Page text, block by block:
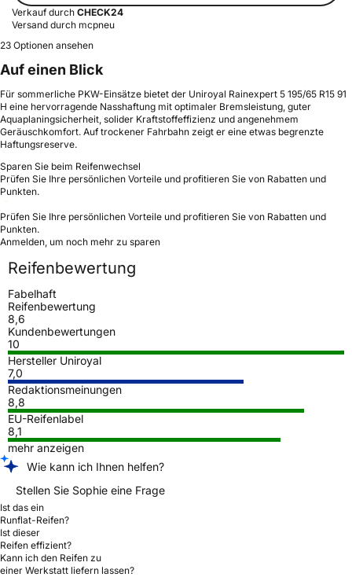
Verkauf durch CHECK24
Versand durch mcpneu
23 Optionen ansehen
Auf einen Blick
Für sommerliche PKW-Einsätze bietet der Uniroyal Rainexpert 5 195/65 R15 91
H eine hervorragende Nasshaftung mit optimaler Bremsleistung, guter
Aquaplaningsicherheit, solider Kraftstoffeffizienz und angenehmem
Geräuschkomfort. Auf trockener Fahrbahn zeigt er eine etwas begrenzte
Haftungsreserve.
Sparen Sie beim Reifenwechsel
Prüfen Sie Ihre persönlichen Vorteile und profitieren Sie von Rabatten und
Punkten.
Prüfen Sie Ihre persönlichen Vorteile und profitieren Sie von Rabatten und
Punkten.
Anmelden, um noch mehr zu sparen
Reifenbewertung
Fabelhaft
Reifenbewertung
8,6
Kundenbewertungen
10
Hersteller Uniroyal
7,0
Redaktionsmeinungen
8,8
EU-Reifenlabel
8,1
mehr anzeigen
Wie kann ich Ihnen helfen?
Stellen Sie Sophie eine Frage
Ist das ein
Runflat-Reifen?
Ist dieser
Reifen effizient?
Kann ich den Reifen zu
einer Werkstatt liefern lassen?